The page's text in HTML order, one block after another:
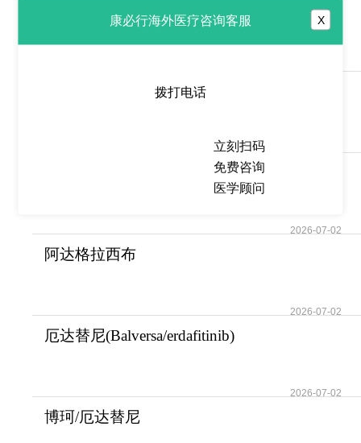
贝达喹啉(Sirturo/Bedaquilin)改
写了耐多药
莫洛替尼(Momelotinib/Ojjaara)
莫博替尼(Mobocertinib/TAK-
2026-07-02
阿达格拉西布
2026-07-02
厄达替尼(Balversa/erdafitinib)
2026-07-02
博珂/厄达替尼
康必行海外医疗咨询客服 X
拨打电话
立刻扫码
免费咨询
医学顾问